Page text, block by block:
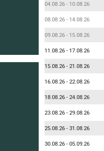
04.08.26 - 10.08.26
08.08.26 - 14.08.26
09.08.26 - 15.08.26
11.08.26 - 17.08.26
15.08.26 - 21.08.26
16.08.26 - 22.08.26
18.08.26 - 24.08.26
23.08.26 - 29.08.26
25.08.26 - 31.08.26
30.08.26 - 05.09.26